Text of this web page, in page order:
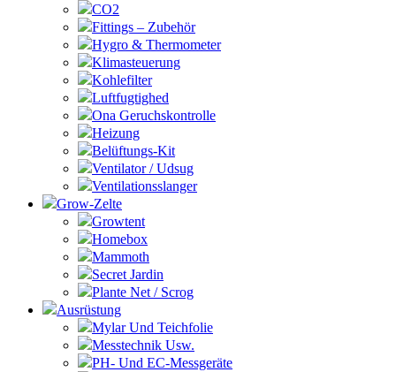
CO2
Fittings – Zubehör
Hygro & Thermometer
Klimasteuerung
Kohlefilter
Luftfugtighed
Ona Geruchskontrolle
Heizung
Belüftungs-Kit
Ventilator / Udsug
Ventilationsslanger
Grow-Zelte
Growtent
Homebox
Mammoth
Secret Jardin
Plante Net / Scrog
Ausrüstung
Mylar Und Teichfolie
Messtechnik Usw.
PH- Und EC-Messgeräte